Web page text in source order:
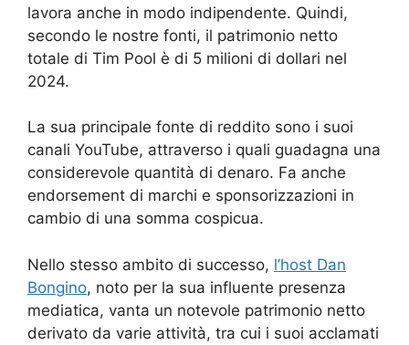
lavora anche in modo indipendente. Quindi,
secondo le nostre fonti, il patrimonio netto
totale di Tim Pool è di 5 milioni di dollari nel
2024.
La sua principale fonte di reddito sono i suoi
canali YouTube, attraverso i quali guadagna una
considerevole quantità di denaro. Fa anche
endorsement di marchi e sponsorizzazioni in
cambio di una somma cospicua.
Nello stesso ambito di successo, l’host Dan
Bongino, noto per la sua influente presenza
mediatica, vanta un notevole patrimonio netto
derivato da varie attività, tra cui i suoi acclamati